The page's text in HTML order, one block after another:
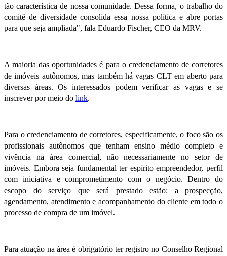
tão característica de nossa comunidade. Dessa forma, o trabalho do
comitê de diversidade consolida essa nossa política e abre portas
para que seja ampliada", fala Eduardo Fischer, CEO da MRV.
A maioria das oportunidades é para o credenciamento de corretores
de imóveis autônomos, mas também há vagas CLT em aberto para
diversas áreas. Os interessados podem verificar as vagas e se
inscrever por meio do link.
Para o credenciamento de corretores, especificamente, o foco são os
profissionais autônomos que tenham ensino médio completo e
vivência na área comercial, não necessariamente no setor de
imóveis. Embora seja fundamental ter espírito empreendedor, perfil
com iniciativa e comprometimento com o negócio. Dentro do
escopo do serviço que será prestado estão: a prospecção,
agendamento, atendimento e acompanhamento do cliente em todo o
processo de compra de um imóvel.
Para atuação na área é obrigatório ter registro no Conselho Regional